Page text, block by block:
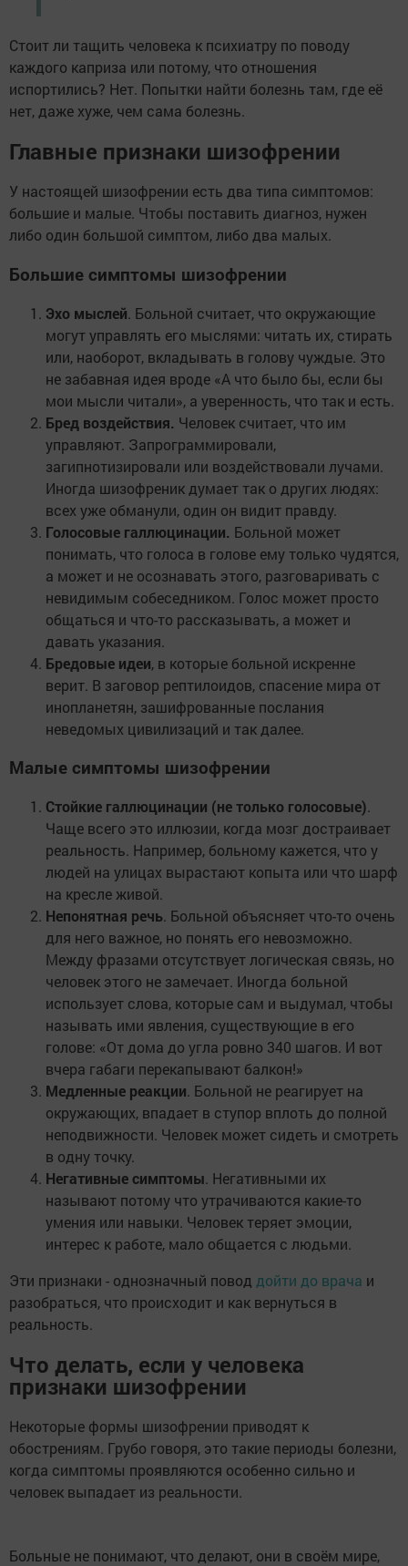
Стоит ли тащить человека к психиатру по поводу
каждого каприза или потому, что отношения
испортились? Нет. Попытки найти болезнь там, где её
нет, даже хуже, чем сама болезнь.
Главные признаки шизофрении
У настоящей шизофрении есть два типа симптомов:
большие и малые. Чтобы поставить диагноз, нужен
либо один большой симптом, либо два малых.
Большие симптомы шизофрении
Эхо мыслей. Больной считает, что окружающие
могут управлять его мыслями: читать их, стирать
или, наоборот, вкладывать в голову чуждые. Это
не забавная идея вроде «А что было бы, если бы
мои мысли читали», а уверенность, что так и есть.
Бред воздействия. Человек считает, что им
управляют. Запрограммировали,
загипнотизировали или воздействовали лучами.
Иногда шизофреник думает так о других людях:
всех уже обманули, один он видит правду.
Голосовые галлюцинации. Больной может
понимать, что голоса в голове ему только чудятся,
а может и не осознавать этого, разговаривать с
невидимым собеседником. Голос может просто
общаться и что-то рассказывать, а может и
давать указания.
Бредовые идеи, в которые больной искренне
верит. В заговор рептилоидов, спасение мира от
инопланетян, зашифрованные послания
неведомых цивилизаций и так далее.
Малые симптомы шизофрении
Стойкие галлюцинации (не только голосовые).
Чаще всего это иллюзии, когда мозг достраивает
реальность. Например, больному кажется, что у
людей на улицах вырастают копыта или что шарф
на кресле живой.
Непонятная речь. Больной объясняет что-то очень
для него важное, но понять его невозможно.
Между фразами отсутствует логическая связь, но
человек этого не замечает. Иногда больной
использует слова, которые сам и выдумал, чтобы
называть ими явления, существующие в его
голове: «От дома до угла ровно 340 шагов. И вот
вчера габаги перекапывают балкон!»
Медленные реакции. Больной не реагирует на
окружающих, впадает в ступор вплоть до полной
неподвижности. Человек может сидеть и смотреть
в одну точку.
Негативные симптомы. Негативными их
называют потому что утрачиваются какие-то
умения или навыки. Человек теряет эмоции,
интерес к работе, мало общается с людьми.
Эти признаки - однозначный повод дойти до врача и
разобраться, что происходит и как вернуться в
реальность.
Что делать, если у человека
признаки шизофрении
Некоторые формы шизофрении приводят к
обострениям. Грубо говоря, это такие периоды болезни,
когда симптомы проявляются особенно сильно и
человек выпадает из реальности.
Больные не понимают, что делают, они в своём мире,